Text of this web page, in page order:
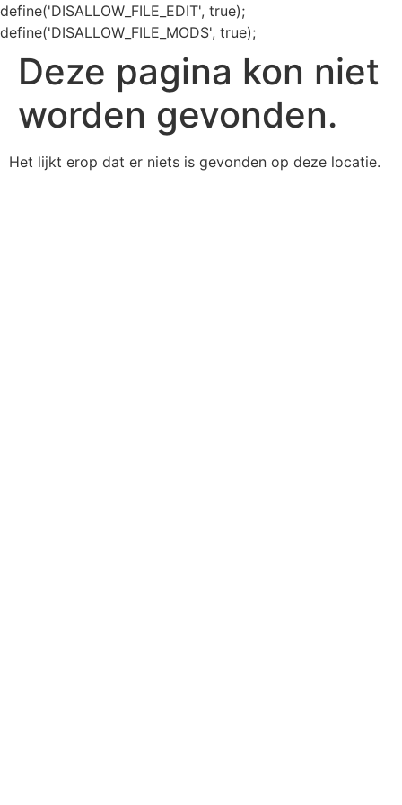
define('DISALLOW_FILE_EDIT', true);
define('DISALLOW_FILE_MODS', true);
Deze pagina kon niet
worden gevonden.
Het lijkt erop dat er niets is gevonden op deze locatie.